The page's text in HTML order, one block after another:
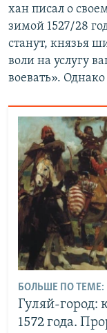
хан писал о
зимой 1527/28
станут, князья
воли на услугу
воевать».
БОЛЬШЕ ПО ТЕМЕ:
Гуляй-город:
1572 года.